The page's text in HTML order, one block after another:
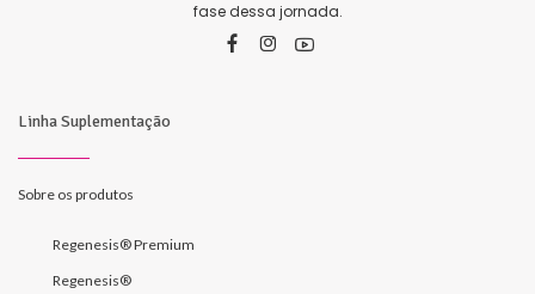
fase dessa jornada.
Linha Suplementação
Sobre os produtos
Regenesis® Premium
Regenesis®